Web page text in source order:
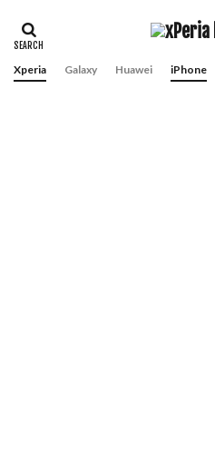
Xperia Galaxy Huawei iPhone